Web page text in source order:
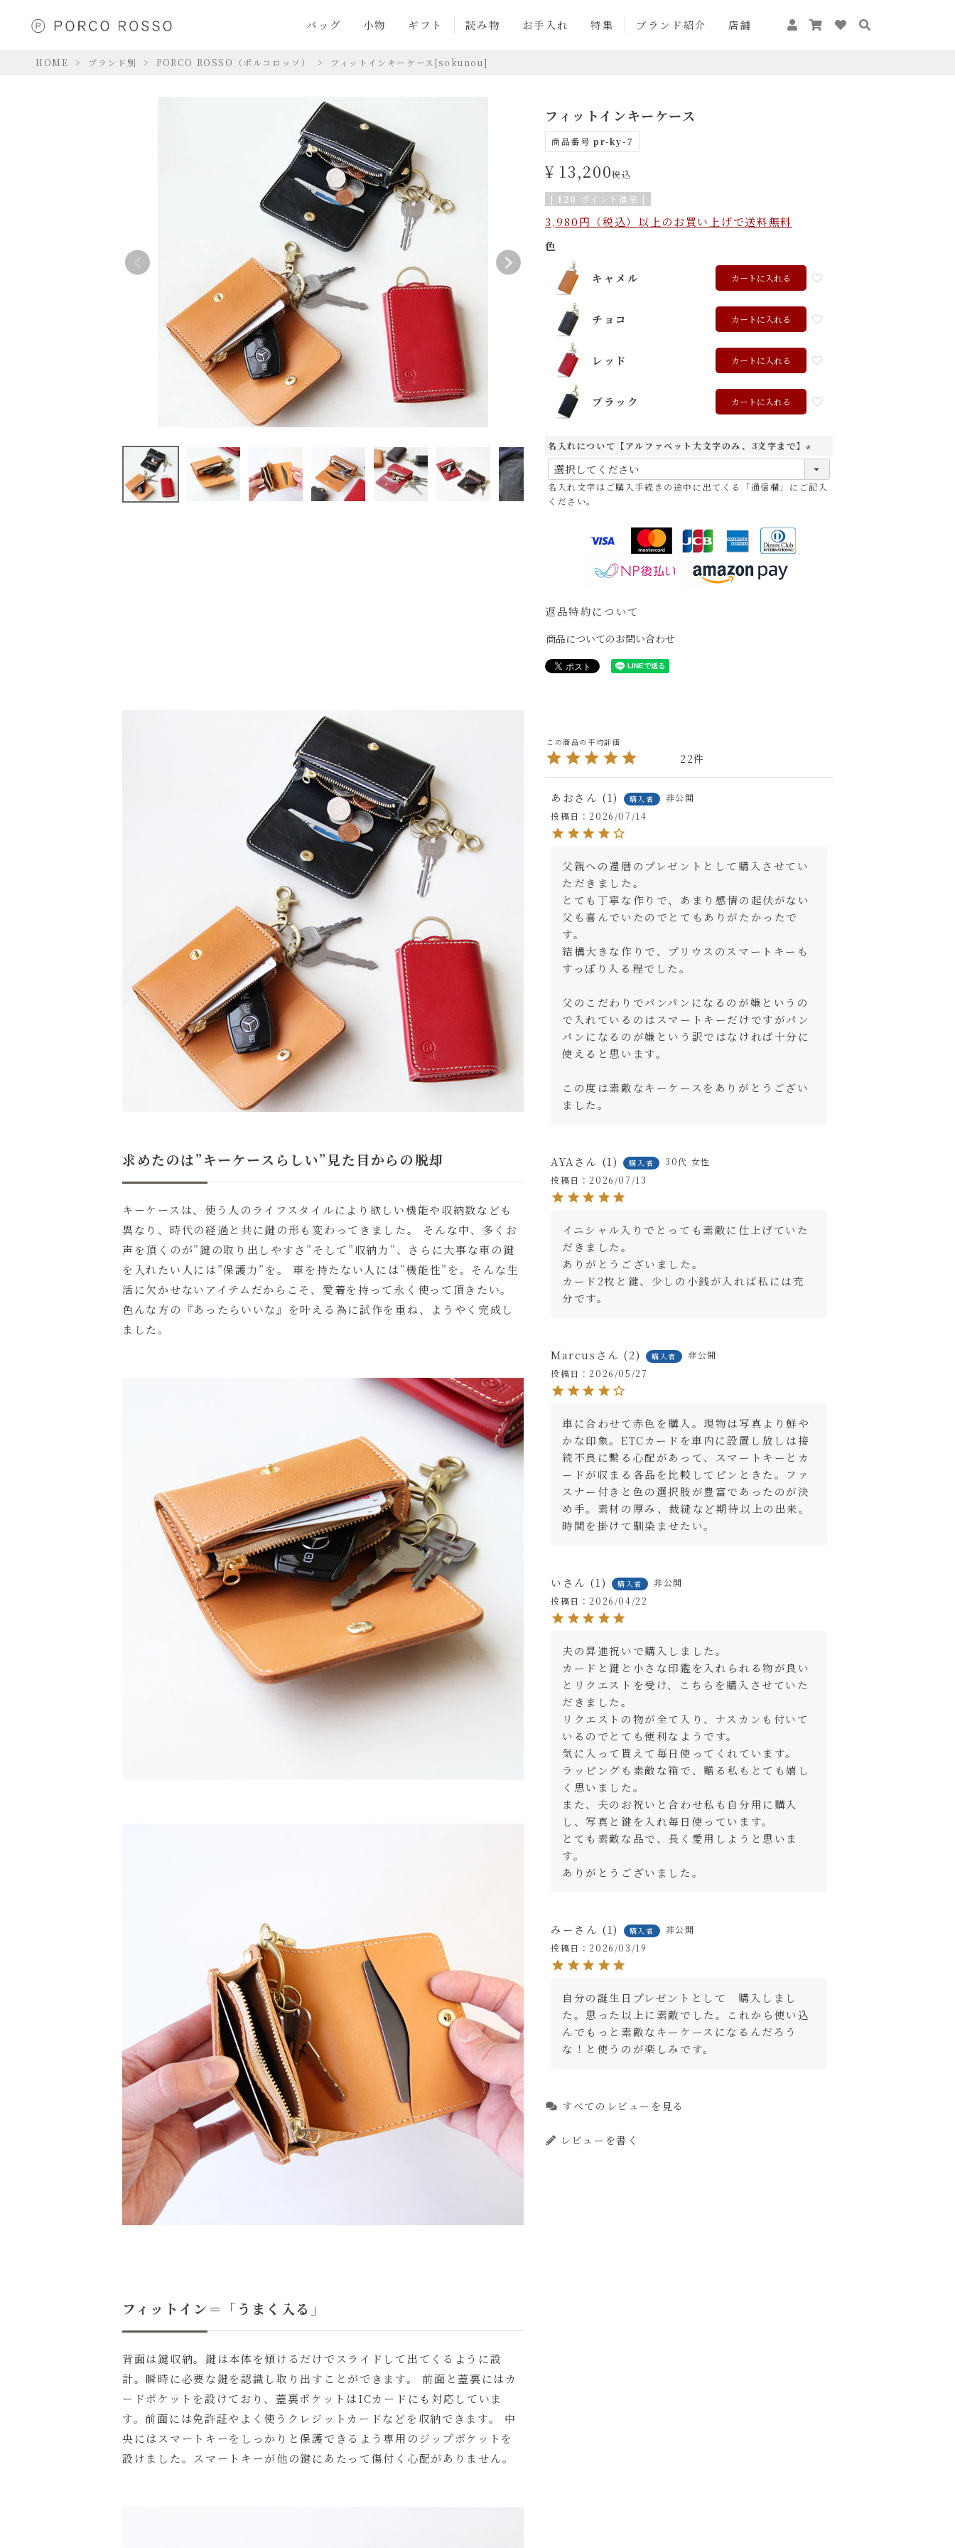
バッグ 小物 ギフト 読み物 お手入れ 特集 ブランド紹介 店舗
HOME ブランド別 PORCO ROSSO（ポルコロッソ） フィットインキーケース[sokunou]
close
名入れについて【アルファベット大文字のみ、3文字まで】
名入れ文字はご購入手続きの途中に出てくる「通信欄」にご記入ください。
色
キャメル カートに入れる
レッド カートに入れる
ブラック
フィットインキーケース
商品番号 pr-ky-7
¥ 13,200税込
[ 120 ポイント進呈 ]
3,980円（税込）以上のお買い上げで送料無料
色
キャメル カートに入れる
チョコ カートに入れる
レッド カートに入れる
ブラック カートに入れる
名入れについて【アルファベット大文字のみ、3文字まで】
必
須
名入れ文字はご購入手続きの途中に出てくる「通信欄」にご記入
ください。
返品特約について
商品についてのお問い合わせ
求めたのは”キーケースらしい”見た目からの脱却
キーケースは、使う人のライフスタイルにより欲しい機能や収納数なども
異なり、時代の経過と共に鍵の形も変わってきました。 そんな中、多くお
声を頂くのが”鍵の取り出しやすさ”そして”収納力”、さらに大事な車の鍵
を入れたい人には”保護力”を。 車を持たない人には”機能性”を。そんな生
活に欠かせないアイテムだからこそ、愛着を持って永く使って頂きたい。
色んな方の『あったらいいな』を叶える為に試作を重ね、ようやく完成し
ました。
フィットイン＝「うまく入る」
背面は鍵収納。鍵は本体を傾けるだけでスライドして出てくるように設
計。瞬時に必要な鍵を認識し取り出すことができます。 前面と蓋裏にはカ
ードポケットを設けており、蓋裏ポケットはICカードにも対応していま
す。前面には免許証やよく使うクレジットカードなどを収納できます。 中
央にはスマートキーをしっかりと保護できるよう専用のジップポケットを
設けました。スマートキーが他の鍵にあたって傷付く心配がありません。
22
あお 1 購入者
非公開
投稿日
2026/07/14
父親への還暦のプレゼントとして購入させてい
ただきました。
とても丁寧な作りで、あまり感情の起伏がない
父も喜んでいたのでとてもありがたかったで
す。
結構大きな作りで、プリウスのスマートキーも
すっぽり入る程でした。
父のこだわりでパンパンになるのが嫌というの
で入れているのはスマートキーだけですがパン
パンになるのが嫌という訳ではなければ十分に
使えると思います。
この度は素敵なキーケースをありがとうござい
ました。
AYA 1 購入者 30代 女性
投稿日
2026/07/13
イニシャル入りでとっても素敵に仕上げていた
だきました。
ありがとうございました。
カード2枚と鍵、少しの小銭が入れば私には充
分です。
Marcus 2 購入者
非公開
投稿日
2026/05/27
車に合わせて赤色を購入。現物は写真より鮮や
かな印象。ETCカードを車内に設置し放しは接
続不良に繫る心配があって、スマートキーとカ
ードが収まる各品を比較してピンときた。ファ
スナー付きと色の選択肢が豊富であったのが決
め手。素材の厚み、裁縫など期待以上の出来。
時間を掛けて馴染ませたい。
い 1 購入者
非公開
投稿日
2026/04/22
夫の昇進祝いで購入しました。
カードと鍵と小さな印鑑を入れられる物が良い
とリクエストを受け、こちらを購入させていた
だきました。
リクエストの物が全て入り、ナスカンも付いて
いるのでとても便利なようです。
気に入って貰えて毎日使ってくれています。
ラッピングも素敵な箱で、贈る私もとても嬉し
く思いました。
また、夫のお祝いと合わせ私も自分用に購入
し、写真と鍵を入れ毎日使っています。
とても素敵な品で、長く愛用しようと思いま
す。
ありがとうございました。
みー 1 購入者
非公開
投稿日
2026/03/19
自分の誕生日プレゼントとして　購入しまし
た。思った以上に素敵でした。これから使い込
んでもっと素敵なキーケースになるんだろう
な！と使うのが楽しみです。
すべてのレビューを見る
レビューを書く